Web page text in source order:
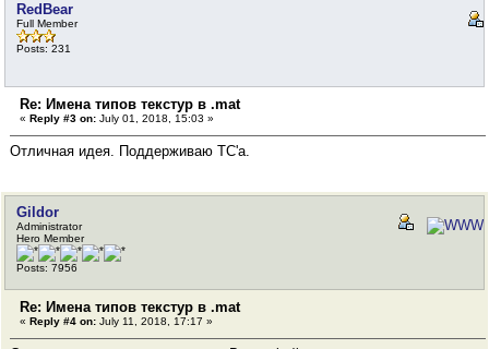
RedBear
Full Member
Posts: 231
Re: Имена типов текстур в .mat
« Reply #3 on: July 01, 2018, 15:03 »
Отличная идея. Поддерживаю ТС'а.
Gildor
Administrator
Hero Member
Posts: 7956
Re: Имена типов текстур в .mat
« Reply #4 on: July 11, 2018, 17:17 »